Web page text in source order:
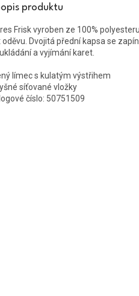
produktu
Frisk vyroben ze 100% polyesteru
Dvojitá přední kapsa se
a vyjímání karet.
límec s kulatým výstřihem
síťované vložky
číslo: 50751509